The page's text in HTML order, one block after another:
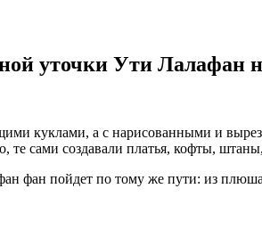
уточки Ути Лалафан
куклами, а с нарисованными и
те сами создавали платья, кофты,
фан пойдет по тому же пути: из